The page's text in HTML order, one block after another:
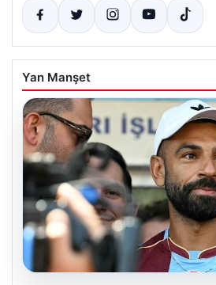
Yan Manşet